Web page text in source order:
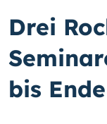
Drei
bis